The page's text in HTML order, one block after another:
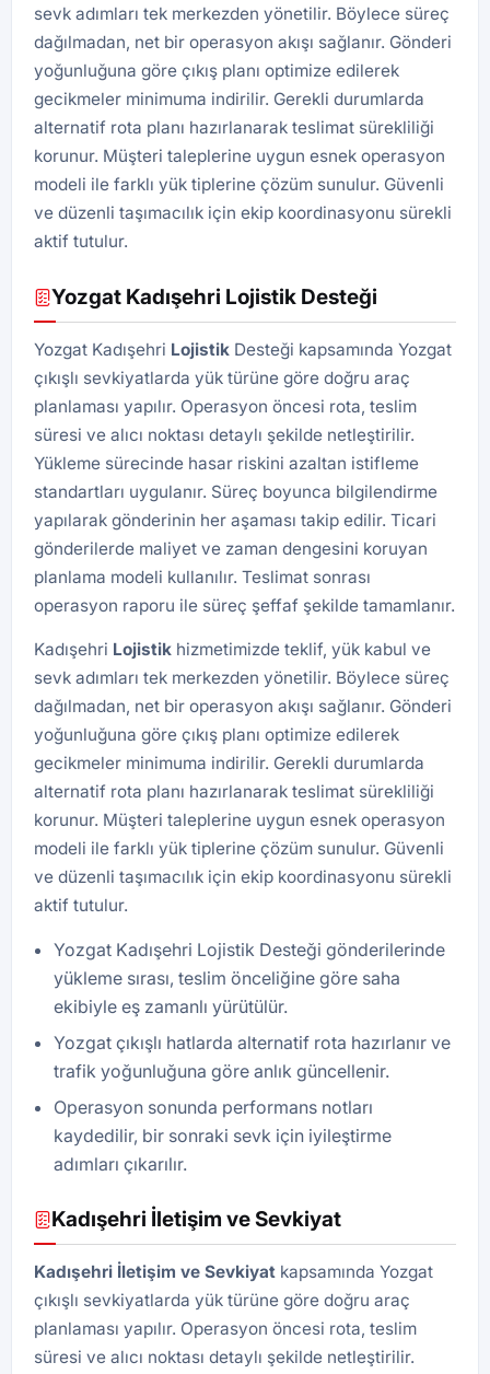
sevk adımları tek merkezden yönetilir. Böylece süreç
dağılmadan, net bir operasyon akışı sağlanır. Gönderi
yoğunluğuna göre çıkış planı optimize edilerek
gecikmeler minimuma indirilir. Gerekli durumlarda
alternatif rota planı hazırlanarak teslimat sürekliliği
korunur. Müşteri taleplerine uygun esnek operasyon
modeli ile farklı yük tiplerine çözüm sunulur. Güvenli
ve düzenli taşımacılık için ekip koordinasyonu sürekli
aktif tutulur.
Yozgat Kadışehri Lojistik Desteği
Yozgat Kadışehri Lojistik Desteği kapsamında Yozgat
çıkışlı sevkiyatlarda yük türüne göre doğru araç
planlaması yapılır. Operasyon öncesi rota, teslim
süresi ve alıcı noktası detaylı şekilde netleştirilir.
Yükleme sürecinde hasar riskini azaltan istifleme
standartları uygulanır. Süreç boyunca bilgilendirme
yapılarak gönderinin her aşaması takip edilir. Ticari
gönderilerde maliyet ve zaman dengesini koruyan
planlama modeli kullanılır. Teslimat sonrası
operasyon raporu ile süreç şeffaf şekilde tamamlanır.
Kadışehri Lojistik hizmetimizde teklif, yük kabul ve
sevk adımları tek merkezden yönetilir. Böylece süreç
dağılmadan, net bir operasyon akışı sağlanır. Gönderi
yoğunluğuna göre çıkış planı optimize edilerek
gecikmeler minimuma indirilir. Gerekli durumlarda
alternatif rota planı hazırlanarak teslimat sürekliliği
korunur. Müşteri taleplerine uygun esnek operasyon
modeli ile farklı yük tiplerine çözüm sunulur. Güvenli
ve düzenli taşımacılık için ekip koordinasyonu sürekli
aktif tutulur.
Yozgat Kadışehri Lojistik Desteği gönderilerinde
yükleme sırası, teslim önceliğine göre saha
ekibiyle eş zamanlı yürütülür.
Yozgat çıkışlı hatlarda alternatif rota hazırlanır ve
trafik yoğunluğuna göre anlık güncellenir.
Operasyon sonunda performans notları
kaydedilir, bir sonraki sevk için iyileştirme
adımları çıkarılır.
Kadışehri İletişim ve Sevkiyat
Kadışehri İletişim ve Sevkiyat kapsamında Yozgat
çıkışlı sevkiyatlarda yük türüne göre doğru araç
planlaması yapılır. Operasyon öncesi rota, teslim
süresi ve alıcı noktası detaylı şekilde netleştirilir.